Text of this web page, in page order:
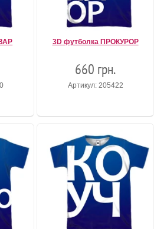
3D футболка ПРОКУРОР
660 грн.
Артикул: 205422